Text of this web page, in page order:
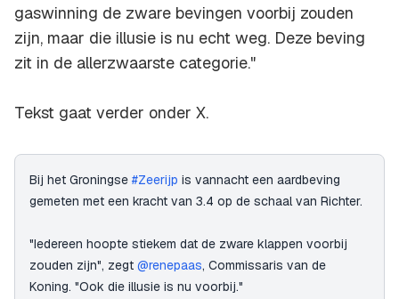
gaswinning de zware bevingen voorbij zouden
zijn, maar die illusie is nu echt weg. Deze beving
zit in de allerzwaarste categorie."
Tekst gaat verder onder X.
Bij het Groningse #Zeerijp is vannacht een aardbeving
gemeten met een kracht van 3.4 op de schaal van Richter.
"Iedereen hoopte stiekem dat de zware klappen voorbij
zouden zijn", zegt @renepaas, Commissaris van de
Koning. "Ook die illusie is nu voorbij."